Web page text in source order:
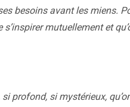
besoins avant les miens.
mutuellement et
profond, si mystérieux,